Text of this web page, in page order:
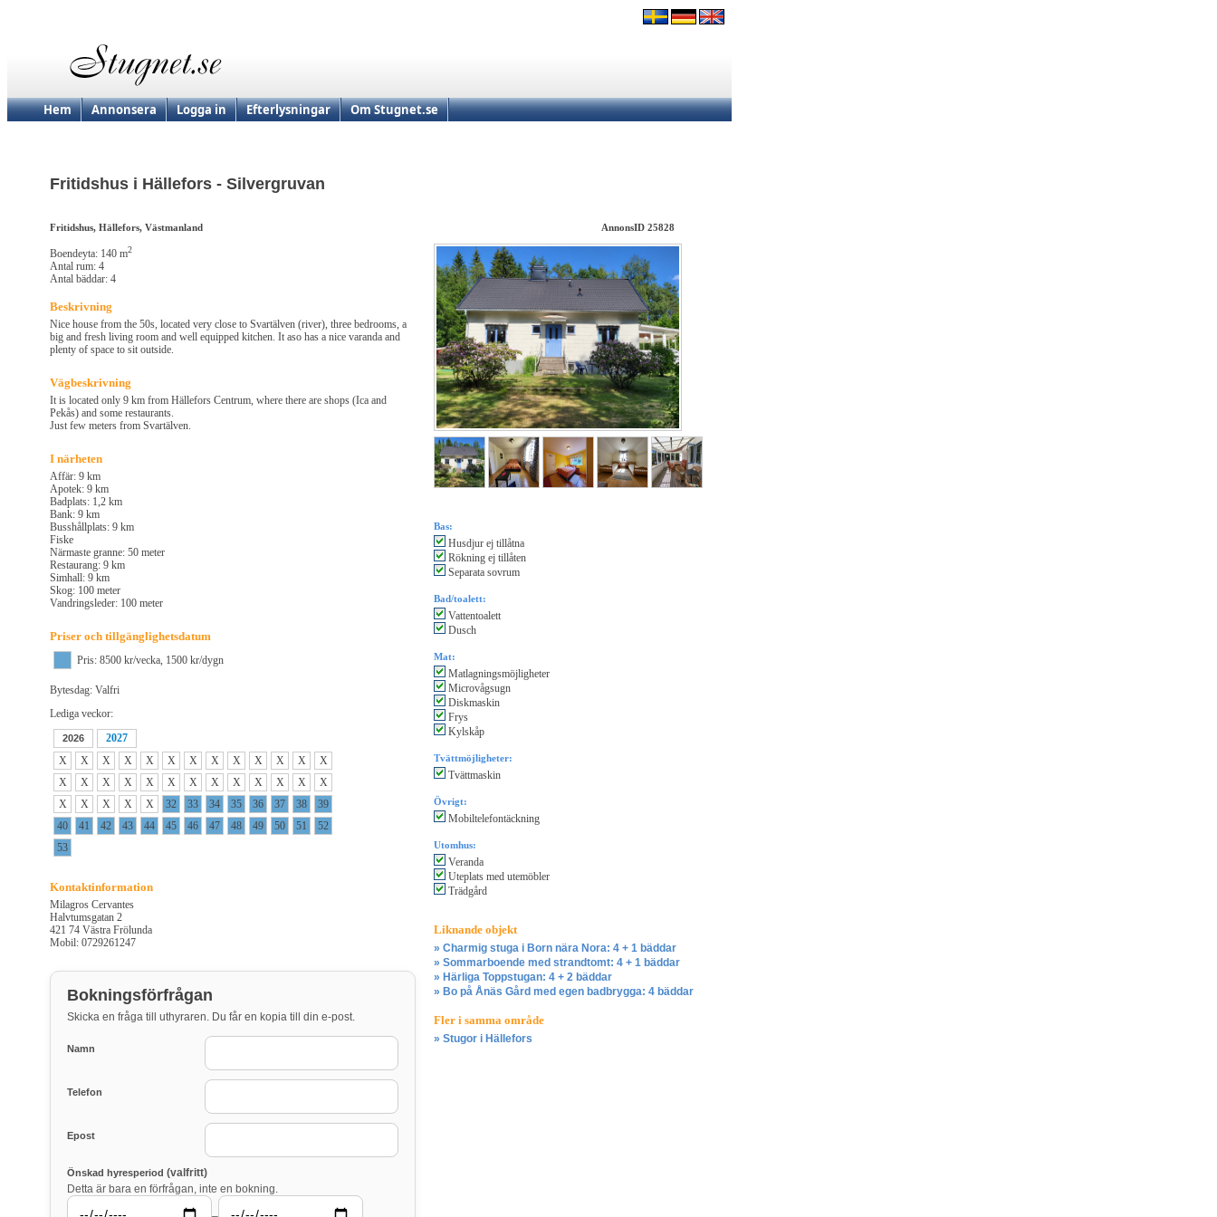
Hem Annonsera Logga in Efterlysningar Om Stugnet.se
Fritidshus i Hällefors - Silvergruvan
Fritidshus, Hällefors, Västmanland AnnonsID 25828
Boendeyta: 140 m2
Antal rum: 4
Antal bäddar: 4
Beskrivning
Nice house from the 50s, located very close to Svartälven (river), three bedrooms, a
big and fresh living room and well equipped kitchen. It aso has a nice varanda and
plenty of space to sit outside.
Vägbeskrivning
It is located only 9 km from Hällefors Centrum, where there are shops (Ica and
Pekås) and some restaurants.
Just few meters from Svartälven.
I närheten
Affär: 9 km
Apotek: 9 km
Badplats: 1,2 km
Bank: 9 km
Busshållplats: 9 km
Fiske
Närmaste granne: 50 meter
Restaurang: 9 km
Simhall: 9 km
Skog: 100 meter
Vandringsleder: 100 meter
Priser och tillgänglighetsdatum
Pris: 8500 kr/vecka, 1500 kr/dygn
Bytesdag: Valfri
Lediga veckor:
2026
2027
X
X X X X X X X X X X X
X
X
X X X X X X X X X X X
X
X
X X X X 32 33 34 35 36 37 38
39
40
41 42 43 44 45 46 47 48 49 50 51
52
53
Kontaktinformation
Milagros Cervantes
Halvtumsgatan 2
421 74 Västra Frölunda
Mobil: 0729261247
Bokningsförfrågan
Skicka en fråga till uthyraren. Du får en kopia till din e-post.
Namn
Telefon
Epost
Önskad hyresperiod (valfritt)
Detta är bara en förfrågan, inte en bokning.
Bas:
Husdjur ej tillåtna
Rökning ej tillåten
Separata sovrum
Bad/toalett:
Vattentoalett
Dusch
Mat:
Matlagningsmöjligheter
Microvågsugn
Diskmaskin
Frys
Kylskåp
Tvättmöjligheter:
Tvättmaskin
Övrigt:
Mobiltelefontäckning
Utomhus:
Veranda
Uteplats med utemöbler
Trädgård
Liknande objekt
» Charmig stuga i Born nära Nora: 4 + 1 bäddar
» Sommarboende med strandtomt: 4 + 1 bäddar
» Härliga Toppstugan: 4 + 2 bäddar
» Bo på Ånäs Gård med egen badbrygga: 4 bäddar
Fler i samma område
» Stugor i Hällefors